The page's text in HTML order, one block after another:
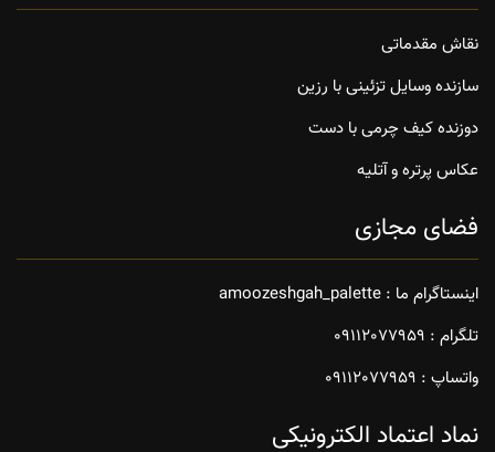
نقاش مقدماتی
سازنده وسایل تزئینی با رزین
دوزنده کیف چرمی با دست
عکاس پرتره و آتلیه
فضای مجازی
اینستاگرام ما : amoozeshgah_palette
تلگرام : 09112077959
واتساپ : 09112077959
نماد اعتماد الکترونیکی